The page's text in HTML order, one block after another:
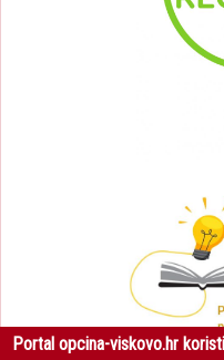
Portal opcina-viskovo.hr